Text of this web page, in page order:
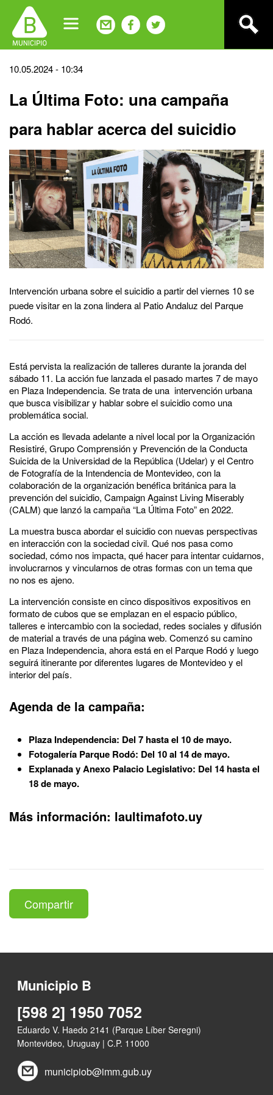
navigation
Back
top
10.05.2024 - 10:34
La Última Foto: una campaña
para hablar acerca del suicidio
Intervención urbana sobre el suicidio a partir del viernes 10 se
puede visitar en la zona lindera al Patio Andaluz del Parque
Rodó.
Está pervista la realización de talleres durante la joranda del
sábado 11. La acción fue lanzada el pasado martes 7 de mayo
en Plaza Independencia. Se trata de una intervención urbana
que busca visibilizar y hablar sobre el suicidio como una
problemática social.
La acción es llevada adelante a nivel local por la Organización
Resistiré, Grupo Comprensión y Prevención de la Conducta
Suicida de la Universidad de la República (Udelar) y el Centro
de Fotografía de la Intendencia de Montevideo, con la
colaboración de la organización benéfica británica para la
prevención del suicidio, Campaign Against Living Miserably
(CALM) que lanzó la campaña “La Última Foto” en 2022.
La muestra busca abordar el suicidio con nuevas perspectivas
en interacción con la sociedad civil. Qué nos pasa como
sociedad, cómo nos impacta, qué hacer para intentar cuidarnos,
involucrarnos y vincularnos de otras formas con un tema que
no nos es ajeno.
La intervención consiste en cinco dispositivos expositivos en
formato de cubos que se emplazan en el espacio público,
talleres e intercambio con la sociedad, redes sociales y difusión
de material a través de una página web. Comenzó su camino
en Plaza Independencia, ahora está en el Parque Rodó y luego
seguirá itinerante por diferentes lugares de Montevideo y el
interior del país.
Agenda de la campaña:
Plaza Independencia: Del 7 hasta el 10 de mayo.
Fotogalería Parque Rodó: Del 10 al 14 de mayo.
Explanada y Anexo Palacio Legislativo: Del 14 hasta el
18 de mayo.
Más información: laultimafoto.uy
Compartir
Municipio B
[598 2] 1950 7052
Eduardo V. Haedo 2141 (Parque Líber Seregni)
Montevideo, Uruguay | C.P. 11000
municipiob@imm.gub.uy